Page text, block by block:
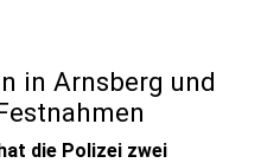
in Arnsberg und
die Polizei zwei